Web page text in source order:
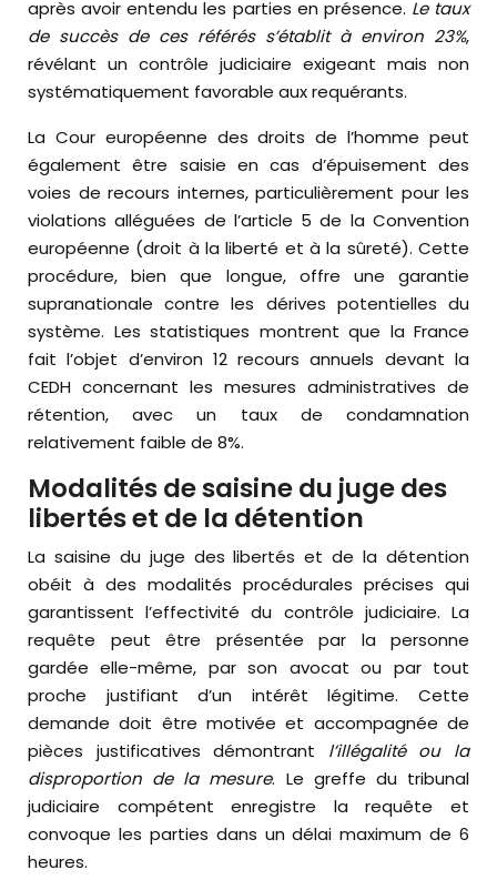
après avoir entendu les parties en présence. Le taux
de succès de ces référés s’établit à environ 23%,
révélant un contrôle judiciaire exigeant mais non
systématiquement favorable aux requérants.
La Cour européenne des droits de l’homme peut
également être saisie en cas d’épuisement des
voies de recours internes, particulièrement pour les
violations alléguées de l’article 5 de la Convention
européenne (droit à la liberté et à la sûreté). Cette
procédure, bien que longue, offre une garantie
supranationale contre les dérives potentielles du
système. Les statistiques montrent que la France
fait l’objet d’environ 12 recours annuels devant la
CEDH concernant les mesures administratives de
rétention, avec un taux de condamnation
relativement faible de 8%.
Modalités de saisine du juge des
libertés et de la détention
La saisine du juge des libertés et de la détention
obéit à des modalités procédurales précises qui
garantissent l’effectivité du contrôle judiciaire. La
requête peut être présentée par la personne
gardée elle-même, par son avocat ou par tout
proche justifiant d’un intérêt légitime. Cette
demande doit être motivée et accompagnée de
pièces justificatives démontrant l’illégalité ou la
disproportion de la mesure. Le greffe du tribunal
judiciaire compétent enregistre la requête et
convoque les parties dans un délai maximum de 6
heures.